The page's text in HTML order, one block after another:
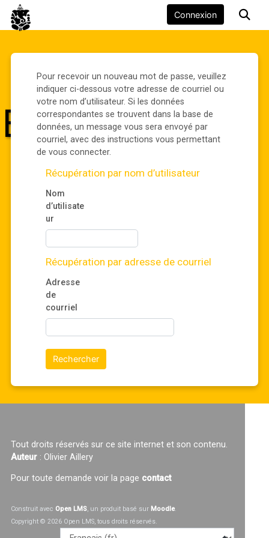
Business Intelligence Facile Page d'accueilConnexion
Pour recevoir un nouveau mot de passe, veuillez
indiquer ci-dessous votre adresse de courriel ou
votre nom d’utilisateur. Si les données
correspondantes se trouvent dans la base de
données, un message vous sera envoyé par
courriel, avec des instructions vous permettant
de vous connecter.
Récupération par nom d’utilisateur
Nom
d’utilisate
ur
Récupération par adresse de courriel
Adresse
de
courriel
Tout droits réservés sur ce site internet et son contenu.
Auteur : Olivier Aillery
Pour toute demande voir la page contact
Construit avec Open LMS, un produit basé sur Moodle.
Copyright © 2026 Open LMS, tous droits réservés.